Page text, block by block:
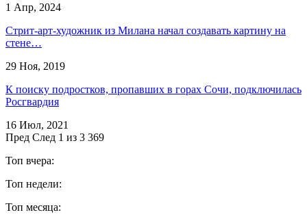
1 Апр, 2024
Стрит-арт-художник из Милана начал создавать картину на
стене…
29 Ноя, 2019
К поиску подростков, пропавших в горах Сочи, подключилась
Росгвардия
16 Июл, 2021
Пред След 1 из 3 369
Топ вчера:
Топ недели:
Топ месяца: